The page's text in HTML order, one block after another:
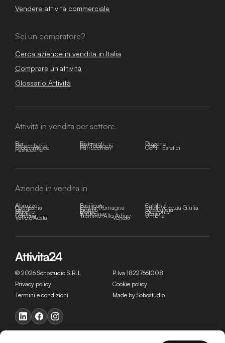
Vendere attività commerciale
Sei un compratore?
Cerca aziende in vendita in Italia
Comprare un'attività
Glossario Attività
Attività in vendita per settore
Bar Ristoranti Pizzerie
Tabaccherie Bar Tabacchi Hotel
E-commerce Parrucchieri Centri Estetici
Pasticcerie
Aziende in vendita in
Abruzzo Basilicata Calabria
Campania Emilia-Romagna Friuli-Venezia Giulia
Lazio Liguria Lombardia
Marche Molise Piemonte
Puglia Sardegna Sicilia
Toscana Trentino-Alto Adige Umbria
Valle d'Aosta Veneto
© 2026 Sohostudio S.R.L
P.Iva 18227661008
Privacy policy
Cookie policy
Termini e condizioni
Made by Sohostudio